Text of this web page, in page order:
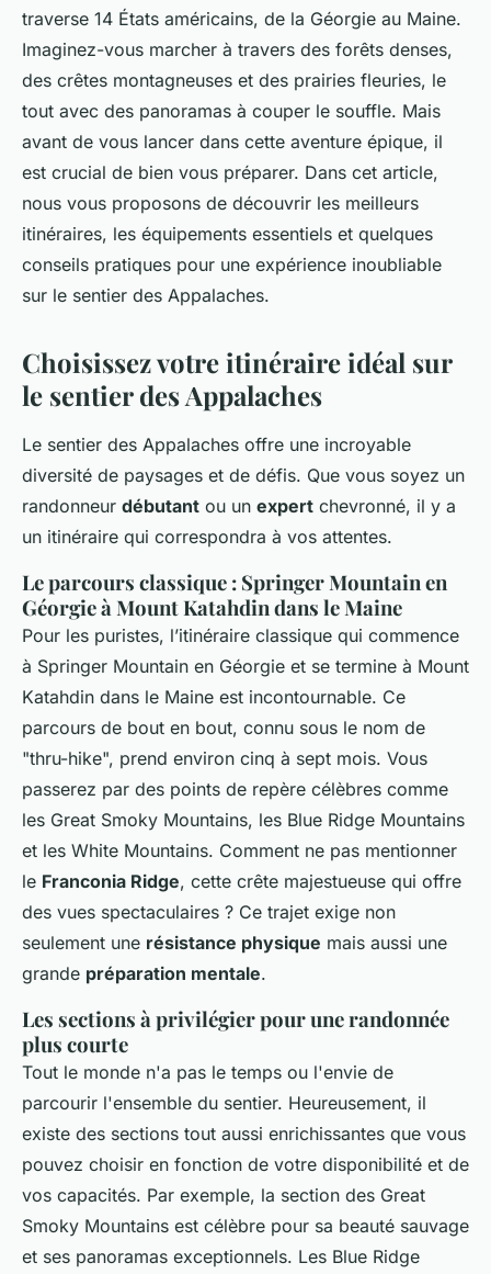
traverse 14 États américains, de la Géorgie au Maine.
Imaginez-vous marcher à travers des forêts denses,
des crêtes montagneuses et des prairies fleuries, le
tout avec des panoramas à couper le souffle. Mais
avant de vous lancer dans cette aventure épique, il
est crucial de bien vous préparer. Dans cet article,
nous vous proposons de découvrir les meilleurs
itinéraires, les équipements essentiels et quelques
conseils pratiques pour une expérience inoubliable
sur le sentier des Appalaches.
Choisissez votre itinéraire idéal sur
le sentier des Appalaches
Le sentier des Appalaches offre une incroyable
diversité de paysages et de défis. Que vous soyez un
randonneur débutant ou un expert chevronné, il y a
un itinéraire qui correspondra à vos attentes.
Le parcours classique : Springer Mountain en
Géorgie à Mount Katahdin dans le Maine
Pour les puristes, l’itinéraire classique qui commence
à Springer Mountain en Géorgie et se termine à Mount
Katahdin dans le Maine est incontournable. Ce
parcours de bout en bout, connu sous le nom de
"thru-hike", prend environ cinq à sept mois. Vous
passerez par des points de repère célèbres comme
les Great Smoky Mountains, les Blue Ridge Mountains
et les White Mountains. Comment ne pas mentionner
le Franconia Ridge, cette crête majestueuse qui offre
des vues spectaculaires ? Ce trajet exige non
seulement une résistance physique mais aussi une
grande préparation mentale.
Les sections à privilégier pour une randonnée
plus courte
Tout le monde n'a pas le temps ou l'envie de
parcourir l'ensemble du sentier. Heureusement, il
existe des sections tout aussi enrichissantes que vous
pouvez choisir en fonction de votre disponibilité et de
vos capacités. Par exemple, la section des Great
Smoky Mountains est célèbre pour sa beauté sauvage
et ses panoramas exceptionnels. Les Blue Ridge